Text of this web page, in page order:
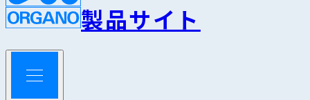
製品サイト